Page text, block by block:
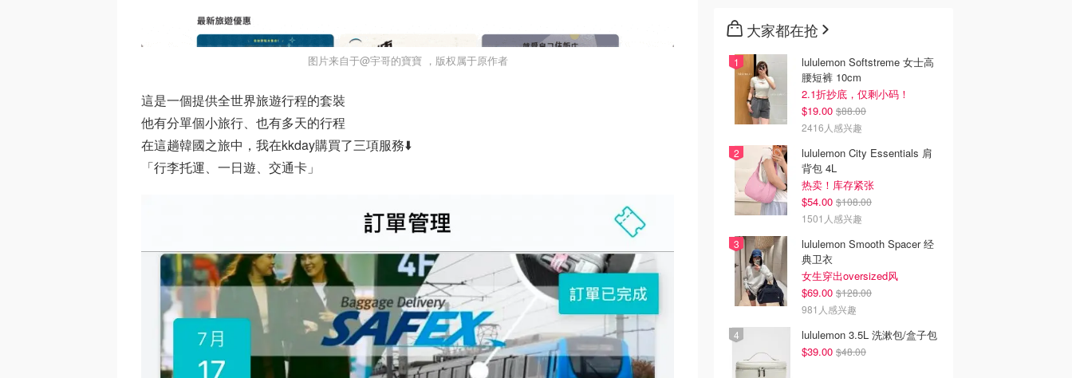
图片来自于@宇哥的寶寶 ，版权属于原作者
這是一個提供全世界旅遊行程的套裝
他有分單個小旅行、也有多天的行程
在這趟韓國之旅中，我在kkday購買了三項服務⬇️
「行李托運、一日遊、交通卡」
大家都在抢
lululemon Softstreme 女士高
腰短裤 10cm
2.1折抄底，仅剩小码！
$19.00 $88.00
2416人感兴趣
lululemon City Essentials 肩
背包 4L
热卖！库存紧张
$54.00 $108.00
1501人感兴趣
lululemon Smooth Spacer 经
典卫衣
女生穿出oversized风
$69.00 $128.00
981人感兴趣
lululemon 3.5L 洗漱包/盒子包
$39.00 $48.00